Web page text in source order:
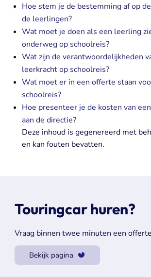
Hoe stem je de bestemming af op
de leerlingen?
Wat moet je doen als een leerling
onderweg op schoolreis?
Wat zijn de verantwoordelijkheden
leerkracht op schoolreis?
Wat moet er in een offerte staan
schoolreis?
Hoe presenteer je de kosten van
aan de directie?
Deze inhoud is gegenereerd met
en kan fouten bevatten.
Touringcar huren?
Vraag binnen twee minuten een
Bekijk pagina